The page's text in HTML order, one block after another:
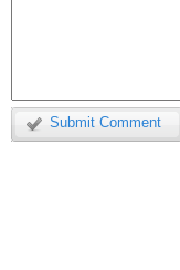
Submit Comment